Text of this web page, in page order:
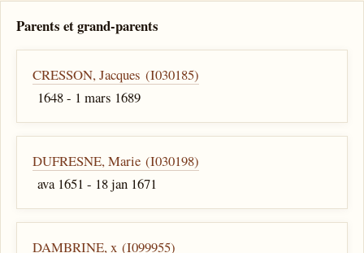
Parents et grand-parents
CRESSON, Jacques (I030185)
1648 - 1 mars 1689
DUFRESNE, Marie (I030198)
ava 1651 - 18 jan 1671
DAMBRINE, x (I099955)